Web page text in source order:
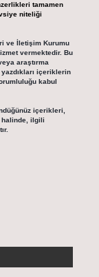
tamamen
niteliği
ve İletişim Kurumu
vermektedir. Bu
araştırma
içeriklerin
kabul
içerikleri,
ilgili